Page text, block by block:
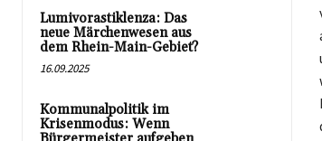
Lumivorastiklenza: Das
neue Märchenwesen aus
dem Rhein-Main-Gebiet?
16.09.2025
Kommunalpolitik im
Krisenmodus: Wenn